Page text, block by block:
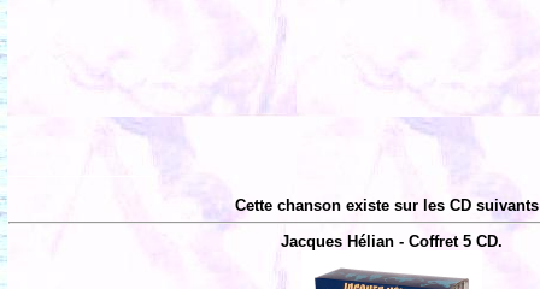
Cette chanson existe sur les CD
Jacques Hélian - Coffret 5 CD.